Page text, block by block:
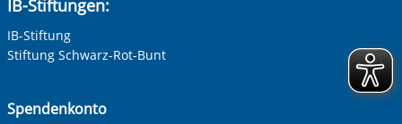
IB-Stiftungen:
IB-Stiftung
Stiftung Schwarz-Rot-Bunt
Spendenkonto